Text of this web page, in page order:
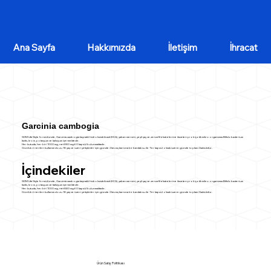
Ana Sayfa Hakkımızda İletişim İhracat
Garcinia cambogia
SDM LifeStyle formülünde, Garcinia cambogia kaynaklı hidroksisitrik asit (HCA), yaban mersini, yeşil çay ve zencefil ekstrelerine ilaveten probiyotik mikroorganizma Bifidobacterium
lactis, krom, potasyum ve kalsiyum içermektedir.
Her kutuda, her biri 1000 mg, net 880 mg 60 kapsül bulunmaktadır.
Günlük önerilen kullanım dozu 18 yaş ve üzeri yetişkinler için günde 2 kez aç karnına bir bardak su ile 1’er kapsül olmak üzere günde toplam 2 kalsüldür.
İçindekiler
SDM LifeStyle formülünde, Garcinia cambogia kaynaklı hidroksisitrik asit (HCA), yaban mersini, yeşil çay ve zencefil ekstrelerine ilaveten probiyotik mikroorganizma Bifidobacterium
lactis, krom, potasyum ve kalsiyum içermektedir.
Her kutuda, her biri 1000 mg, net 880 mg 60 kapsül bulunmaktadır.
Günlük önerilen kullanım dozu 18 yaş ve üzeri yetişkinler için günde 2 kez aç karnına bir bardak su ile 1’er kapsül olmak üzere günde toplam 2 kalsüldür.
Ürün Satış Politikası